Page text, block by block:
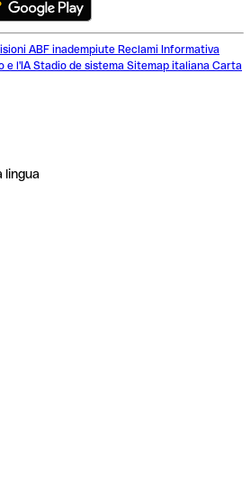
ABF inadempiute Reclami Informativa
e l'IA Stadio de sistema Sitemap italiana Carta
lingua